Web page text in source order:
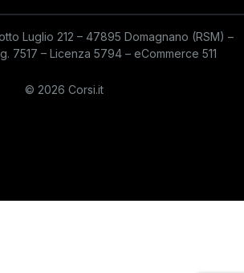
Luglio 212 – 47895 Domagnano (RSM) –
7517 – Licenza 5794 – eCommerce 511
© 2026 Corsi.it